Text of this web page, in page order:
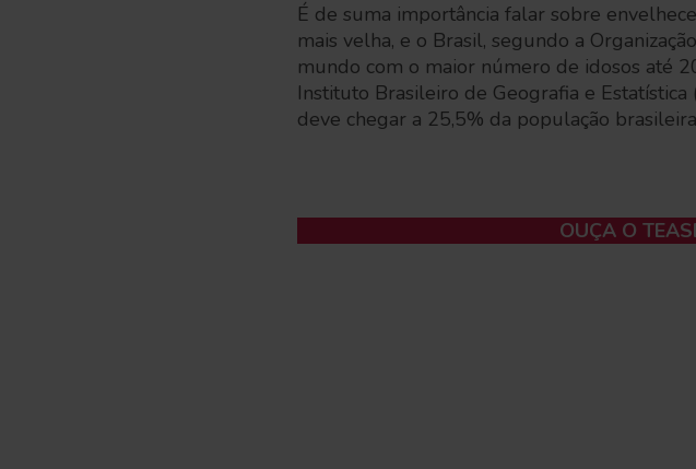
É de suma importância falar sobre
mais velha, e o Brasil, segundo a
mundo com o maior número de idosos até
Instituto Brasileiro de Geografia e
deve chegar a 25,5% da população
OUÇA O